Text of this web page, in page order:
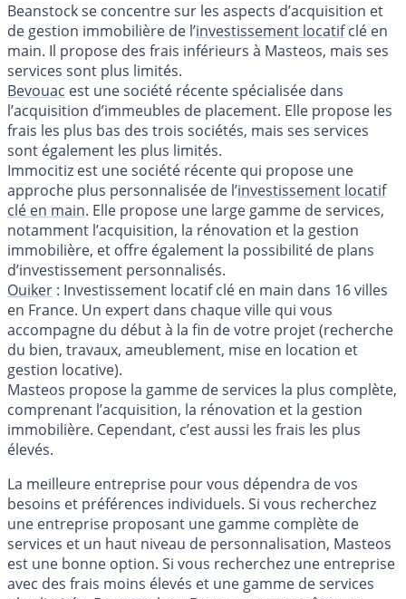
Beanstock se concentre sur les aspects d’acquisition et
de gestion immobilière de l’investissement locatifclé en
main. Il propose des frais inférieurs à Masteos, mais ses
services sont plus limités.
Bevouac est une société récente spécialisée dans
l’acquisition d’immeubles de placement. Elle propose les
frais les plus bas des trois sociétés, mais ses services
sont également les plus limités.
Immocitiz est une société récente qui propose une
approche plus personnalisée de l’investissement locatif
clé en main. Elle propose une large gamme de services,
notamment l’acquisition, la rénovation et la gestion
immobilière, et offre également la possibilité de plans
d’investissement personnalisés.
Ouiker : Investissement locatif clé en main dans 16 villes
en France. Un expert dans chaque ville qui vous
accompagne du début à la fin de votre projet (recherche
du bien, travaux, ameublement, mise en location et
gestion locative).
Masteos propose la gamme de services la plus complète,
comprenant l’acquisition, la rénovation et la gestion
immobilière. Cependant, c’est aussi les frais les plus
élevés.
La meilleure entreprise pour vous dépendra de vos
besoins et préférences individuels. Si vous recherchez
une entreprise proposant une gamme complète de
services et un haut niveau de personnalisation, Masteos
est une bonne option. Si vous recherchez une entreprise
avec des frais moins élevés et une gamme de services